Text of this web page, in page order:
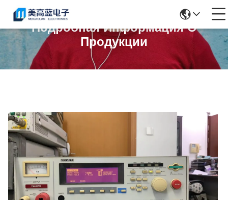
Подробная Информация О
Продукции